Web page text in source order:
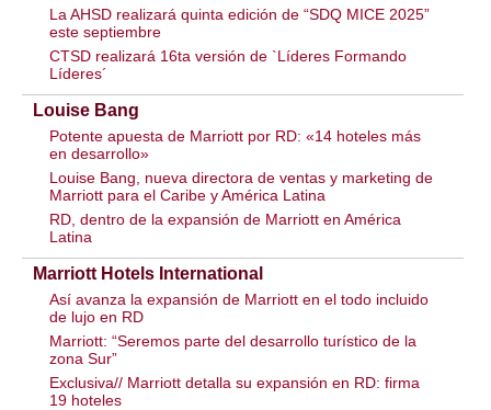
La AHSD realizará quinta edición de “SDQ MICE 2025”
este septiembre
CTSD realizará 16ta versión de `Líderes Formando
Líderes´
Louise Bang
Potente apuesta de Marriott por RD: «14 hoteles más
en desarrollo»
Louise Bang, nueva directora de ventas y marketing de
Marriott para el Caribe y América Latina
RD, dentro de la expansión de Marriott en América
Latina
Marriott Hotels International
Así avanza la expansión de Marriott en el todo incluido
de lujo en RD
Marriott: “Seremos parte del desarrollo turístico de la
zona Sur”
Exclusiva// Marriott detalla su expansión en RD: firma
19 hoteles